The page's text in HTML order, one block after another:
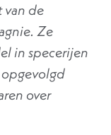
van de
Ze
in specerijen
over